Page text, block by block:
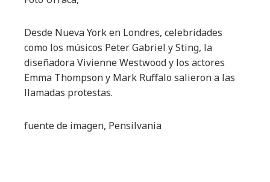
Desde Nueva York en Londres, celebridades
como los músicos Peter Gabriel y Sting, la
diseñadora Vivienne Westwood y los actores
Emma Thompson y Mark Ruffalo salieron a las
llamadas protestas.
fuente de imagen, Pensilvania